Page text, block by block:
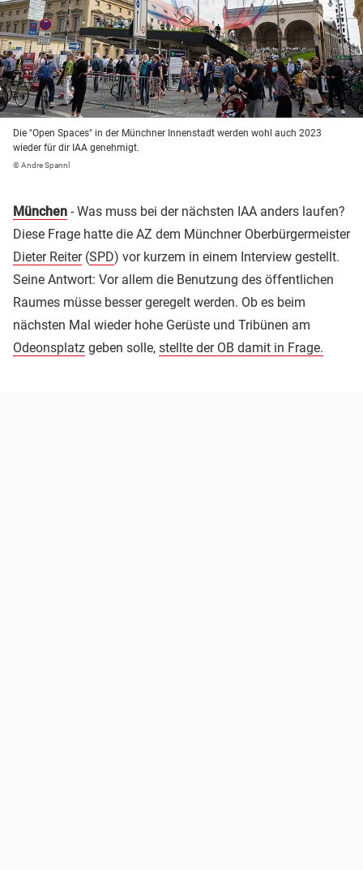
Die "Open Spaces" in der Münchner Innenstadt werden wohl auch 2023
wieder für dir IAA genehmigt.
© Andre Spannl
München - Was muss bei der nächsten IAA anders laufen?
Diese Frage hatte die AZ dem Münchner Oberbürgermeister
Dieter Reiter(SPD) vor kurzem in einem Interview gestellt.
Seine Antwort: Vor allem die Benutzung des öffentlichen
Raumes müsse besser geregelt werden. Ob es beim
nächsten Mal wieder hohe Gerüste und Tribünen am
Odeonsplatz geben solle, stellte der OB damit in Frage.